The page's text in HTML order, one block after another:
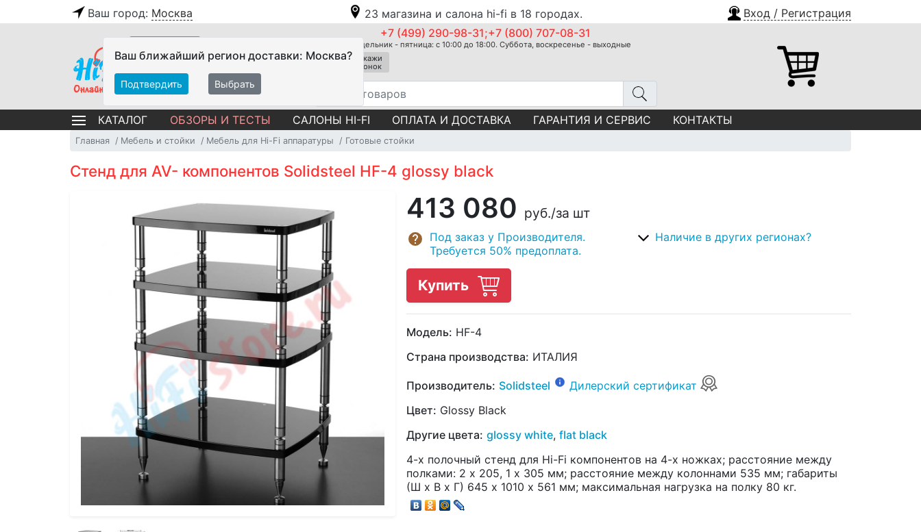
Ваш город: Москва 23 магазина и салона hi-fi в 18 городах. Вход / Регистрация
Ваш ближайший регион доставки: Москва?
Подтвердить Выбрать
+7 (499) 290-98-31;+7 (800) 707-08-31
Понедельник - пятница: с 10:00 до 18:00. Суббота, воскресенье - выходные
Закажи
звонок
КАТАЛОГ ОБЗОРЫ И ТЕСТЫ САЛОНЫ HI-FI ОПЛАТА И ДОСТАВКА ГАРАНТИЯ И СЕРВИС КОНТАКТЫ
Главная Мебель и стойки Мебель для Hi-Fi аппаратуры Готовые стойки
Стенд для AV- компонентов Solidsteel HF-4 glossy black
413 080 руб./за шт
Под заказ у Производителя.
Требуется 50% предоплата.
Наличие в других регионах?
Купить
Модель: HF-4
Страна производства: ИТАЛИЯ
Производитель: Solidsteel
Дилерский сертификат
Цвет: Glossy Black
Другие цвета: glossy white, flat black
4-х полочный стенд для Hi-Fi компонентов на 4-х ножках; расстояние между
полками: 2 х 205, 1 х 305 мм; расстояние между колоннами 535 мм; габариты
(Ш х В х Г) 645 х 1010 х 561 мм; максимальная нагрузка на полку 80 кг.